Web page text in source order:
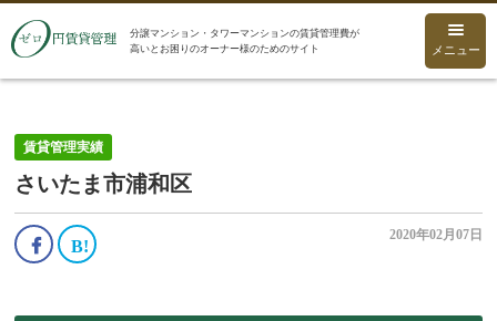
メニュー
分譲マンション・タワーマンションの賃貸管理費が
高いとお困りのオーナー様のためのサイト
賃貸管理実績
さいたま市浦和区
2020年02月07日